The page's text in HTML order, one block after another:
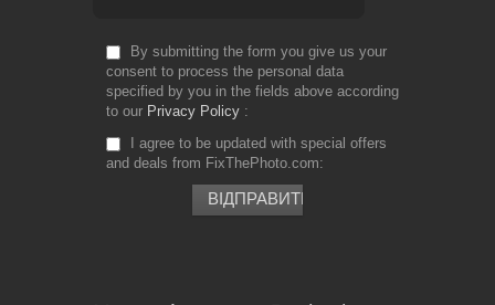
By submitting the form you give us your
consent to process the personal data
specified by you in the fields above according
to our Privacy Policy
I agree to be updated with special offers
and deals from FixThePhoto.com